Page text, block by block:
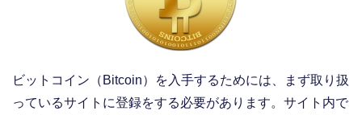
ビットコイン（Bitcoin）を入手するためには、まず取り扱
っているサイトに登録をする必要があります。サイト内で